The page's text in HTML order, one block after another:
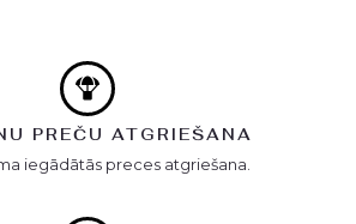
PREČU ATGRIEŠANA
iegādātās preces atgriešana.